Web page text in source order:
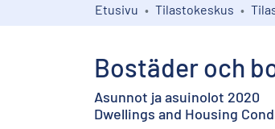
Etusivu Tilastokeskus
Bostäder och
Asunnot ja asuinolot 2020
Dwellings and Housing